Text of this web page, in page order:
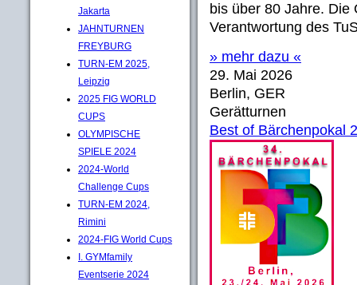
Jakarta
JAHNTURNEN
FREYBURG
TURN-EM 2025,
Leipzig
2025 FIG WORLD
CUPS
OLYMPISCHE
SPIELE 2024
2024-World
Challenge Cups
TURN-EM 2024,
Rimini
2024-FIG World Cups
I. GYMfamily
Eventserie 2024
bis über 80 Jahre. Die
Verantwortung des
» mehr dazu «
29. Mai 2026
Berlin, GER
Gerätturnen
Best of Bärchenpokal